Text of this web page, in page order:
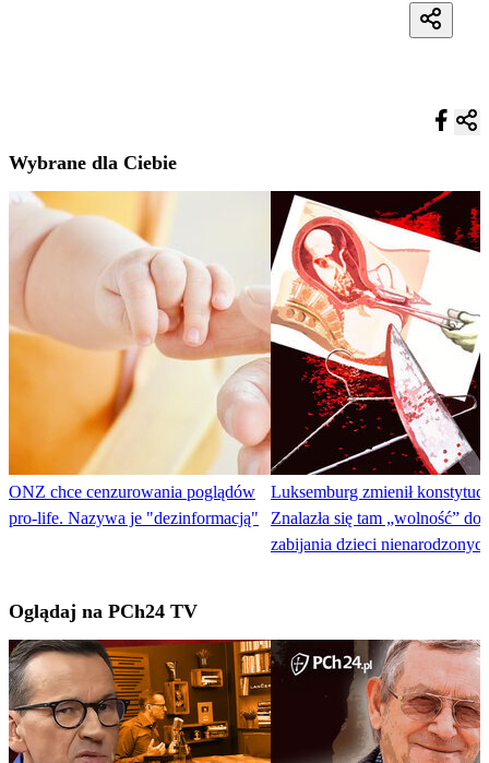
Wybrane dla Ciebie
ONZ chce cenzurowania poglądów
pro-life. Nazywa je "dezinformacją"
Luksemburg zmienił
Znalazła się tam „wolność” do
zabijania dzieci
Oglądaj na PCh24 TV